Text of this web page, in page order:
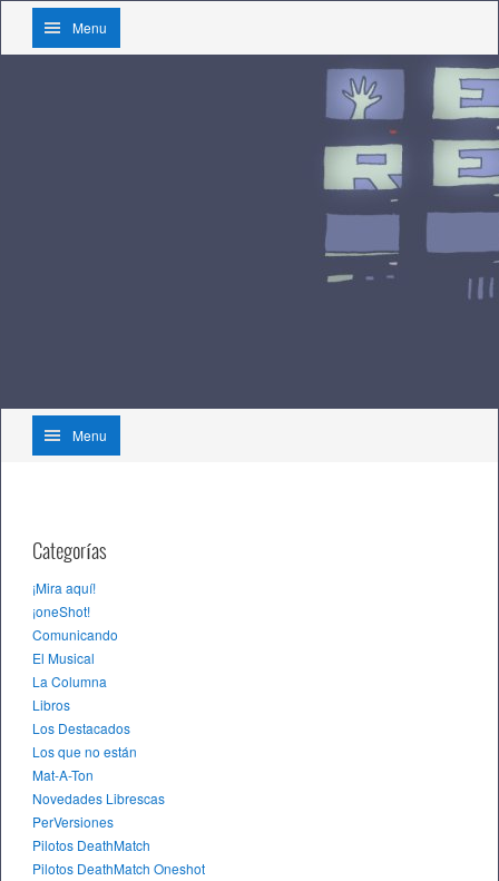
Menu
Menu
Categorías
¡Mira aquí!
¡oneShot!
Comunicando
El Musical
La Columna
Libros
Los Destacados
Los que no están
Mat-A-Ton
Novedades Librescas
PerVersiones
Pilotos DeathMatch
Pilotos DeathMatch Oneshot